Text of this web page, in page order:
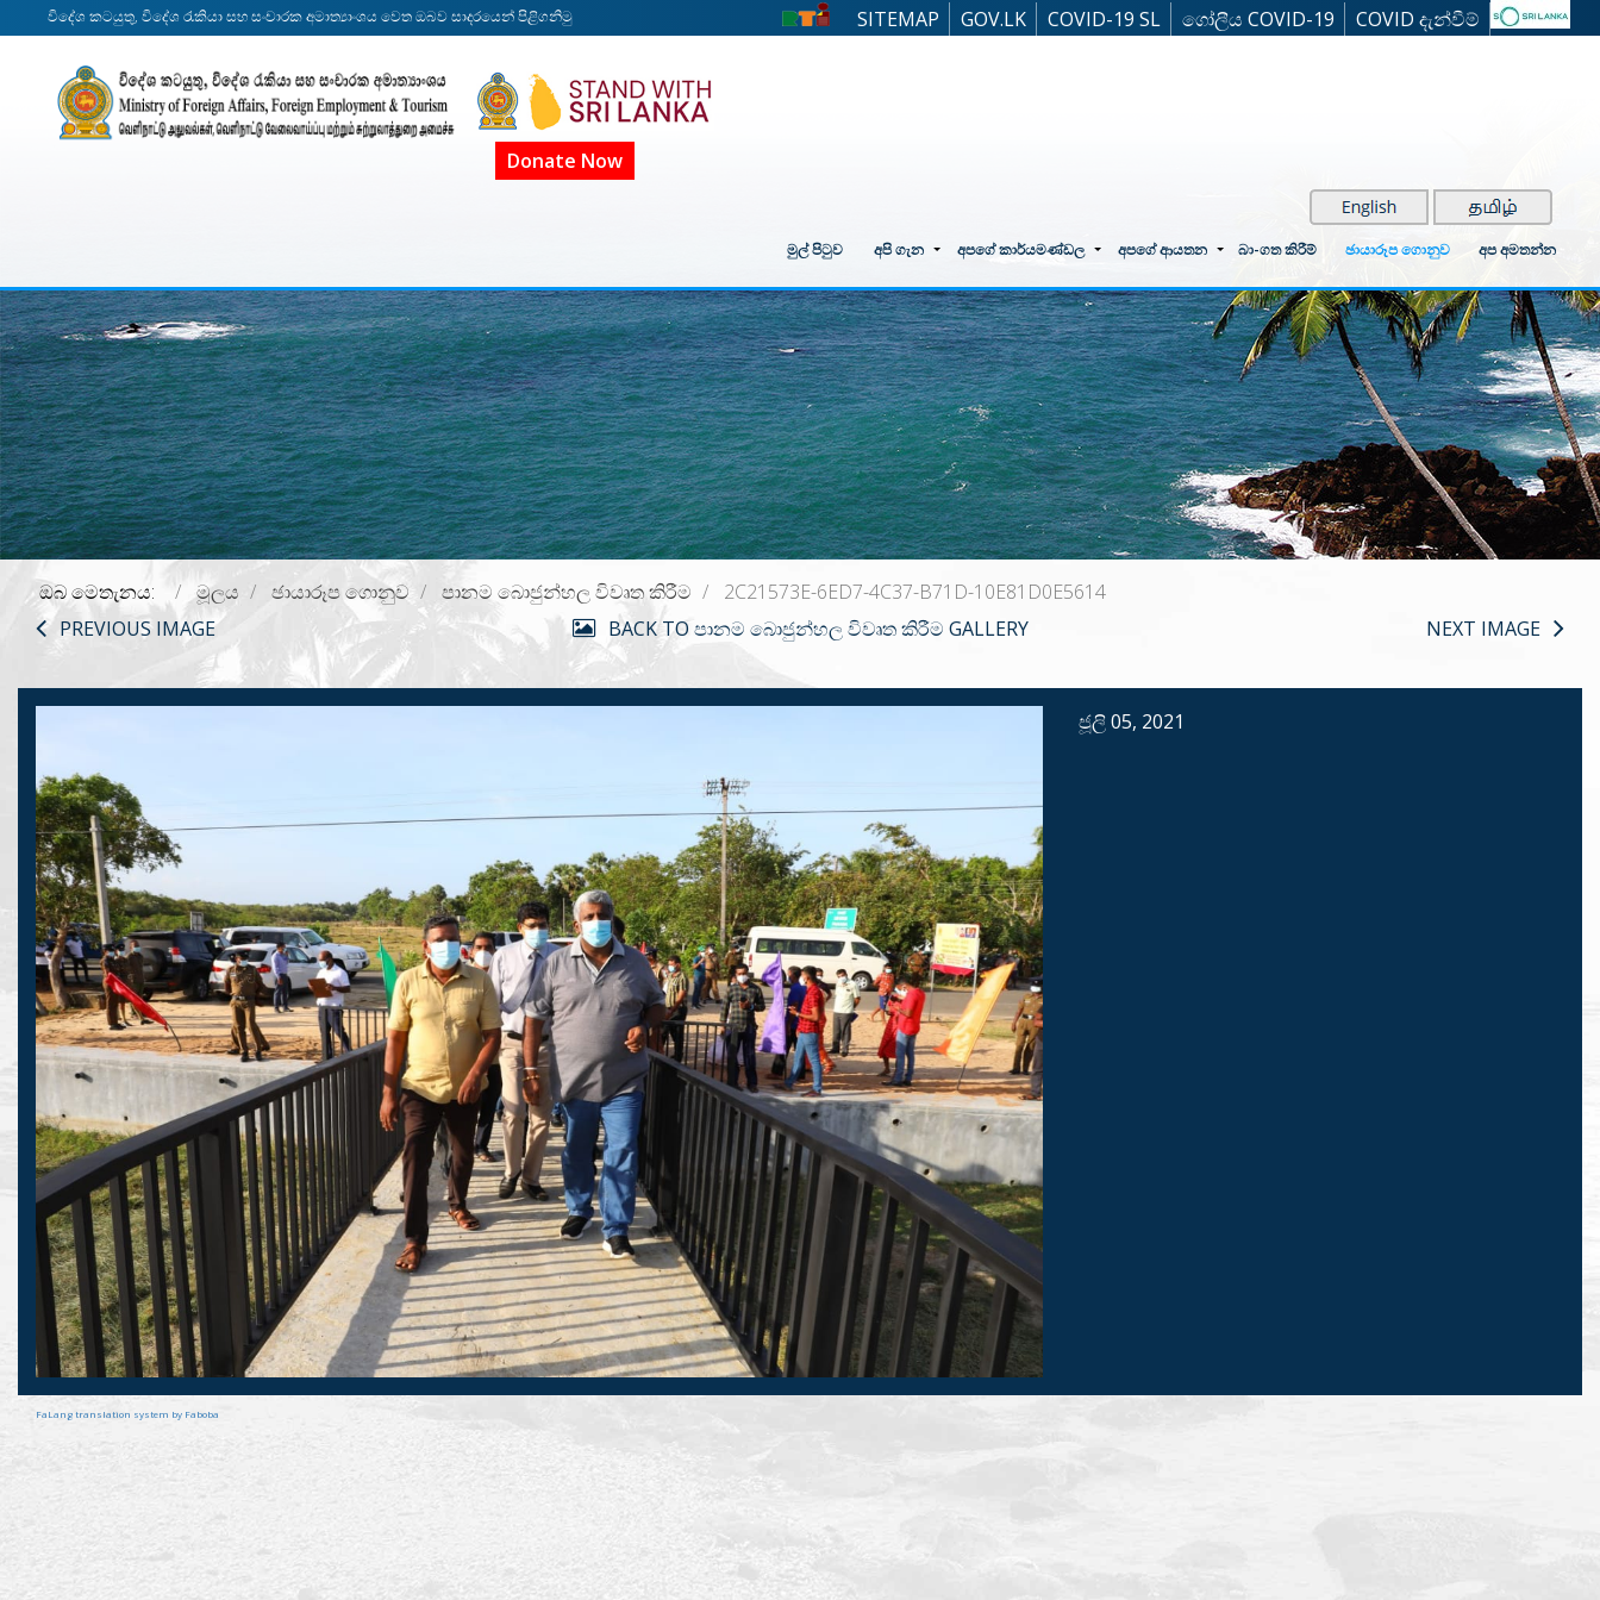
විදේශ කටයුතු, විදේශ රැකියා සහ සංචාරක අමාත්‍යාංශය වෙත ඔබව සාදරයෙන් පිළිගනිමු SITEMAP GOV.LK COVID-19 SL ගෝලීය COVID-19 COVID දැන්වීම්
Donate Now
මුල් පිටුව අපි ගැන අපගේ කාර්යමණ්ඩල අපගේ ආයතන බා-ගත කිරීම් ඡායාරූප ගොනුව අප අමතන්න
ඔබ මෙතැනය: මූලය ඡායාරූප ගොනුව පානම බොජුන්හල විවෘත කිරීම
2C21573E-6ED7-4C37-B71D-10E81D0E5614
PREVIOUS IMAGE
BACK TO පානම බොජුන්හල විවෘත කිරීම GALLERY NEXT IMAGE
ජූලි 05, 2021
FaLang translation system by Faboba